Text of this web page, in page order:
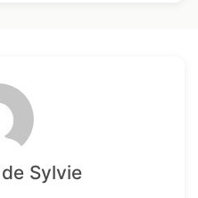
Sylvie